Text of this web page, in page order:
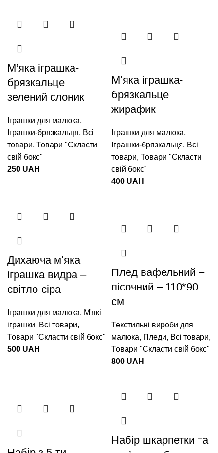
М’яка іграшка-
брязкальце
зелений слоник
Іграшки для малюка,
Іграшки-брязкальця, Всі
товари, Товари "Cкласти
свій бокс"
250 UAH
Мʼяка іграшка-
брязкальце
жирафик
Іграшки для малюка,
Іграшки-брязкальця, Всі
товари, Товари "Cкласти
свій бокс"
400 UAH
Дихаюча мʼяка
іграшка видра –
світло-сіра
Іграшки для малюка, М'які
іграшки, Всі товари,
Товари "Cкласти свій бокс"
500 UAH
Плед вафельний –
пісочний – 110*90
см
Текстильні вироби для
малюка, Пледи, Всі товари,
Товари "Cкласти свій бокс"
800 UAH
Набір шкарпетки та